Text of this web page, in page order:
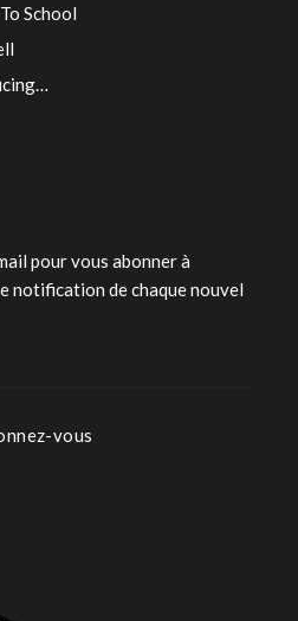
School
pour vous abonner à
notification de chaque nouvel
vous